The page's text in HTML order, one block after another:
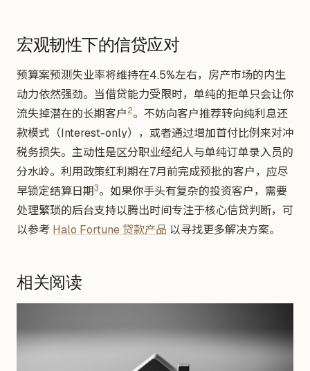
宏观韧性下的信贷应对
预算案预测失业率将维持在4.5%左右，房产市场的内生
动力依然强劲。当借贷能力受限时，单纯的拒单只会让你
流失掉潜在的长期客户2。不妨向客户推荐转向纯利息还
款模式（Interest-only），或者通过增加首付比例来对冲
税务损失。主动性是区分职业经纪人与单纯订单录入员的
分水岭。利用政策红利期在7月前完成预批的客户，应尽
早锁定结算日期3。如果你手头有复杂的投资客户，需要
处理繁琐的后台支持以腾出时间专注于核心信贷判断，可
以参考 Halo Fortune 贷款产品 以寻找更多解决方案。
相关阅读